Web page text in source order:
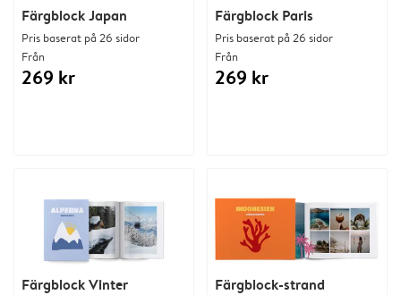
Färgblock Paris
Pris baserat på 26 sidor
Från
269 kr
Färgblock Vinter Färgblock-strand
Färgblock Japan
Pris baserat på 26 sidor
Från
269 kr